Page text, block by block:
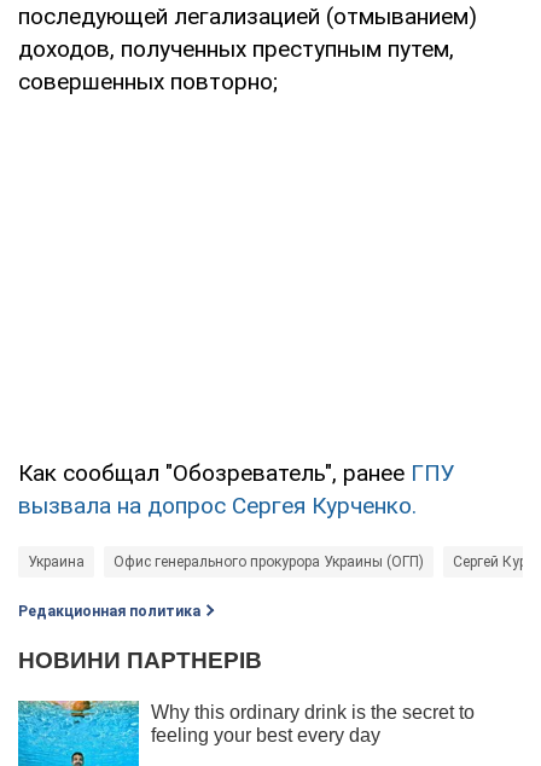
последующей легализацией (отмыванием)
доходов, полученных преступным путем,
совершенных повторно;
Как сообщал "Обозреватель", ранее ГПУ
вызвала на допрос Сергея Курченко.
Украина Офис генерального прокурора Украины (ОГП) Сергей
Редакционная политика